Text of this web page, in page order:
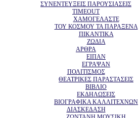
ΣΥΝΕΝΤΕΥΞΕΙΣ ΠΑΡΟΥΣΙΑΣΕΙΣ
TIMEOUT
ΧΑΜΟΓΕΛΑΣΤΕ
ΤΟΥ ΚΟΣΜΟΥ ΤΑ ΠΑΡΑΞΕΝΑ
ΠΙΚΑΝΤΙΚΑ
ΖΩΔΙΑ
ΑΡΘΡΑ
ΕΙΠΑΝ
ΕΓΡΑΨΑΝ
ΠΟΛΙΤΙΣΜΟΣ
ΘΕΑΤΡΙΚΕΣ ΠΑΡΑΣΤΑΣΕΙΣ
ΒΙΒΛΙΟ
ΕΚΔΗΛΩΣΕΙΣ
ΒΙΟΓΡΑΦΙΚΑ ΚΑΛΛΙΤΕΧΝΩΝ
ΔΙΑΣΚΕΔΑΣΗ